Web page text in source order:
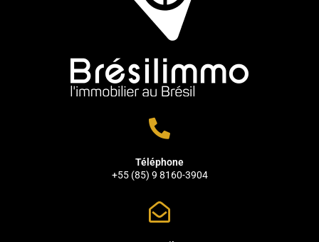
Téléphone
+55 (85) 9 8160-3904